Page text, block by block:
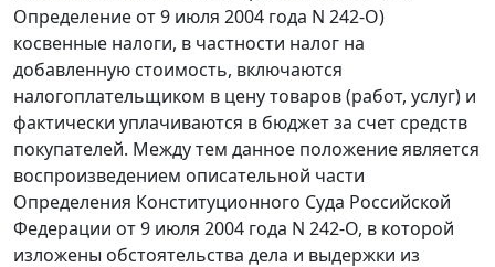
Определение от 9 июля 2004 года N 242-O)
косвенные налоги, в частности налог на
добавленную стоимость, включаются
налогоплательщиком в цену товаров (работ, услуг) и
фактически уплачиваются в бюджет за счет средств
покупателей. Между тем данное положение является
воспроизведением описательной части
Определения Конституционного Суда Российской
Федерации от 9 июля 2004 года N 242-O, в которой
изложены обстоятельства дела и выдержки из